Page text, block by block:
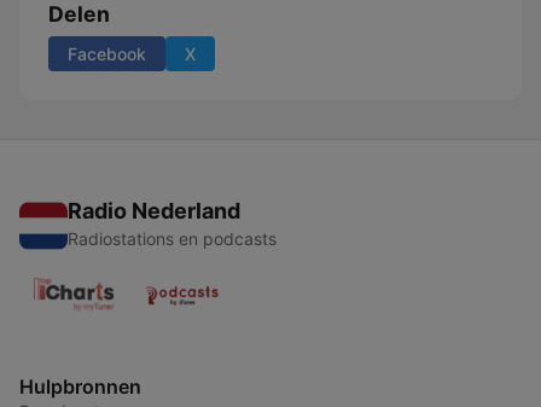
Delen
Facebook X
Radio Nederland
Radiostations en podcasts
Hulpbronnen